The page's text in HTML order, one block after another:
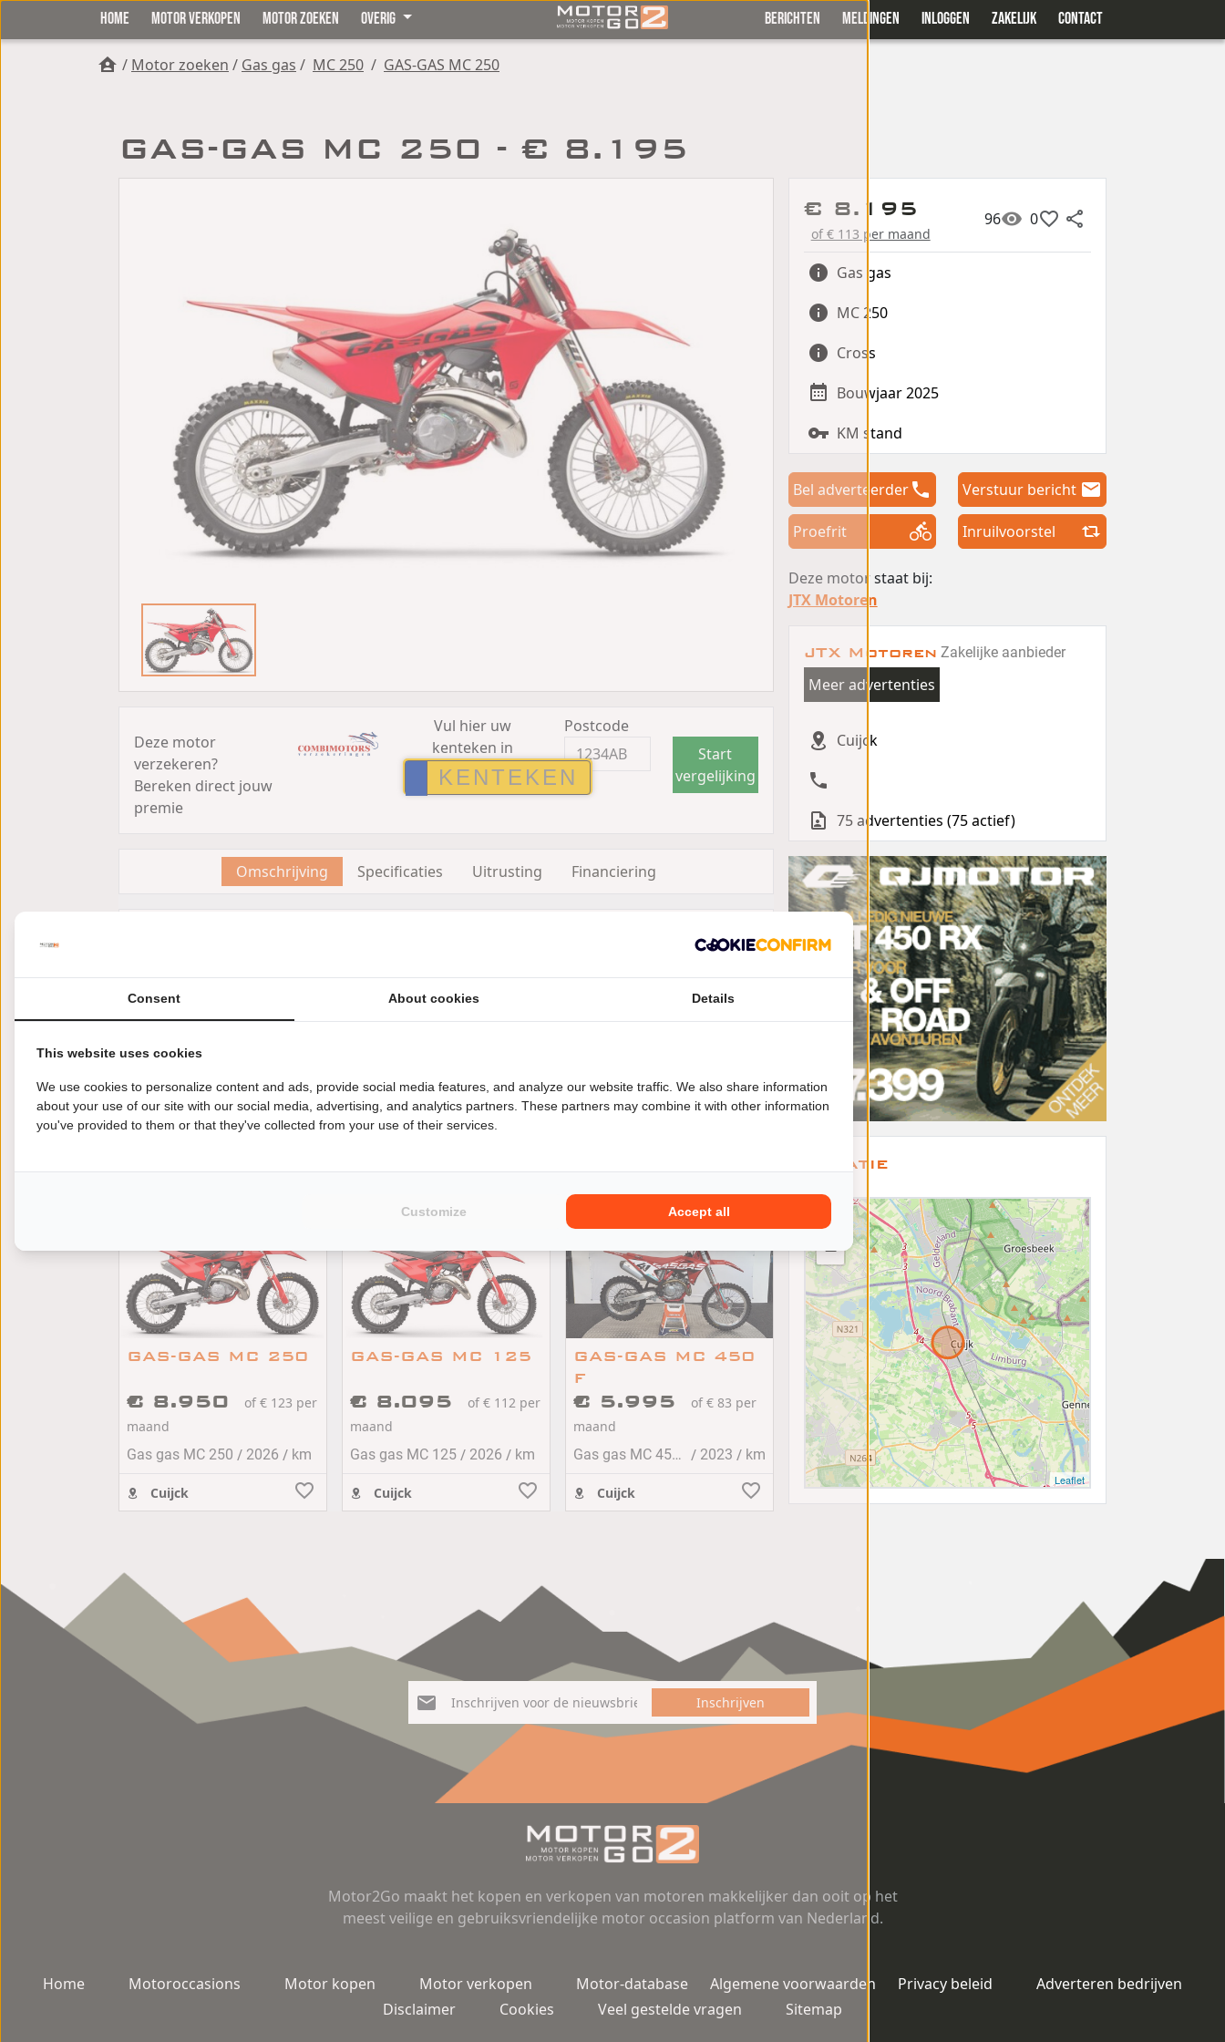
HOME MOTOR VERKOPEN MOTOR ZOEKEN OVERIG BERICHTEN MELDINGEN INLOGGEN ZAKELIJK CONTACT
/ Motor zoeken / Gas gas / MC 250 / GAS-GAS MC 250
GAS-GAS MC 250 - € 8.195
Deze motor
verzekeren?
Bereken direct jouw
premie
Vul hier uw
kenteken in
Postcode
Start
vergelijking
Omschrijving Specificaties Uitrusting Financiering
Type:MC 250
Referentienummer:
Nu voor de super scherpe actieprijs van €8195,- inclusief btw
ktm sx 125 250 tc huqvarna
Vergelijkbare advertenties
GAS-GAS MC 250
€ 8.950
of € 123 per
maand
Gas gas MC 250 / 2026 / km
Cuijck
GAS-GAS MC 125
€ 8.095
of € 112 per
maand
Gas gas MC 125 / 2026 / km
Cuijck
GAS-GAS MC 450
F
€ 5.995
of € 83 per
maand
Gas gas MC 450 F / 2023 / km
Cuijck
€ 8.195
of € 113 per maand
96 0
Gas gas
MC 250
Cross
Bouwjaar 2025
KM stand
Bel adverteerder Verstuur bericht
Proefrit Inruilvoorstel
Deze motor staat bij:
JTX Motoren
JTX Motoren Zakelijke aanbieder
Meer advertenties
Cuijck
75 advertenties (75 actief)
Locatie
+
−
Leaflet
Inschrijven
Motor2Go maakt het kopen en verkopen van motoren makkelijker dan ooit op het
meest veilige en gebruiksvriendelijke motor occasion platform van Nederland.
Home Motoroccasions Motor kopen Motor verkopen Motor-database Algemene voorwaarden Privacy beleid
Adverteren bedrijven
Disclaimer
Cookies Veel gestelde vragen Sitemap
Consent About cookies Details
This website uses cookies
We use cookies to personalize content and ads, provide social media features, and analyze our website traffic. We also share information
about your use of our site with our social media, advertising, and analytics partners. These partners may combine it with other information
you've provided to them or that they've collected from your use of their services.
Customize Accept all